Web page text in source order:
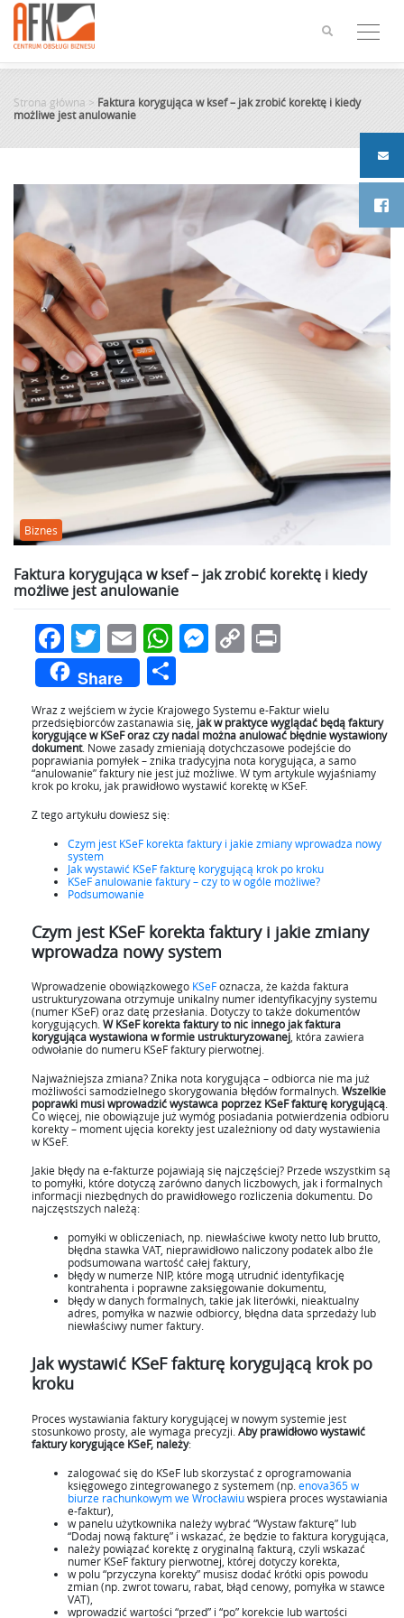
content
Strona główna > Faktura korygująca w ksef – jak zrobić korektę i kiedy
możliwe jest anulowanie
Biznes
Faktura korygująca w ksef – jak zrobić korektę i kiedy
możliwe jest anulowanie
Facebook
Twitter
EmailWhatsApp
Messenger
Copy
Share
się
Wraz z wejściem w życie Krajowego Systemu e-Faktur wielu
przedsiębiorców zastanawia się, jak w praktyce wyglądać będą faktury
korygujące w KSeF oraz czy nadal można anulować błędnie wystawiony
dokument. Nowe zasady zmieniają dotychczasowe podejście do
poprawiania pomyłek – znika tradycyjna nota korygująca, a samo
“anulowanie” faktury nie jest już możliwe. W tym artykule wyjaśniamy
krok po kroku, jak prawidłowo wystawić korektę w KSeF.
Z tego artykułu dowiesz się:
Czym jest KSeF korekta faktury i jakie zmiany wprowadza nowy
system
Jak wystawić KSeF fakturę korygującą krok po kroku
KSeF anulowanie faktury – czy to w ogóle możliwe?
Podsumowanie
Czym jest KSeF korekta faktury i jakie zmiany
wprowadza nowy system
Wprowadzenie obowiązkowego KSeFoznacza, że każda faktura
ustrukturyzowana otrzymuje unikalny numer identyfikacyjny systemu
(numer KSeF) oraz datę przesłania. Dotyczy to także dokumentów
korygujących.W KSeF korekta faktury to nic innego jak faktura
korygująca wystawiona w formie ustrukturyzowanej, która zawiera
odwołanie do numeru KSeF faktury pierwotnej.
Najważniejsza zmiana? Znika nota korygująca – odbiorca nie ma już
możliwości samodzielnego skorygowania błędów formalnych.Wszelkie
poprawki musi wprowadzić wystawca poprzez KSeF fakturę korygującą.
Co więcej, nie obowiązuje już wymóg posiadania potwierdzenia odbioru
korekty – moment ujęcia korekty jest uzależniony od daty wystawienia
w KSeF.
Jakie błędy na e-fakturze pojawiają się najczęściej? Przede wszystkim są
to pomyłki, które dotyczą zarówno danych liczbowych, jak i formalnych
informacji niezbędnych do prawidłowego rozliczenia dokumentu. Do
najczęstszych należą:
pomyłki w obliczeniach, np. niewłaściwe kwoty netto lub brutto,
błędna stawka VAT, nieprawidłowo naliczony podatek albo źle
podsumowana wartość całej faktury,
błędy w numerze NIP, które mogą utrudnić identyfikację
kontrahenta i poprawne zaksięgowanie dokumentu,
błędy w danych formalnych, takie jak literówki, nieaktualny
adres, pomyłka w nazwie odbiorcy, błędna data sprzedaży lub
niewłaściwy numer faktury.
Jak wystawić KSeF fakturę korygującą krok po
kroku
Proces wystawiania faktury korygującej w nowym systemie jest
stosunkowo prosty, ale wymaga precyzji. Aby prawidłowo wystawić
faktury korygujące KSeF, należy:
zalogować się do KSeF lub skorzystać z oprogramowania
księgowego zintegrowanego z systemem (np. enova365 w
biurze rachunkowym we Wrocławiuwspiera proces wystawiania
e-faktur),
w panelu użytkownika należy wybrać “Wystaw fakturę” lub
“Dodaj nową fakturę” i wskazać, że będzie to faktura korygująca,
należy powiązać korektę z oryginalną fakturą, czyli wskazać
numer KSeF faktury pierwotnej, której dotyczy korekta,
w polu “przyczyna korekty” musisz dodać krótki opis powodu
zmian (np. zwrot towaru, rabat, błąd cenowy, pomyłka w stawce
VAT),
wprowadzić wartości “przed” i “po” korekcie lub wartości